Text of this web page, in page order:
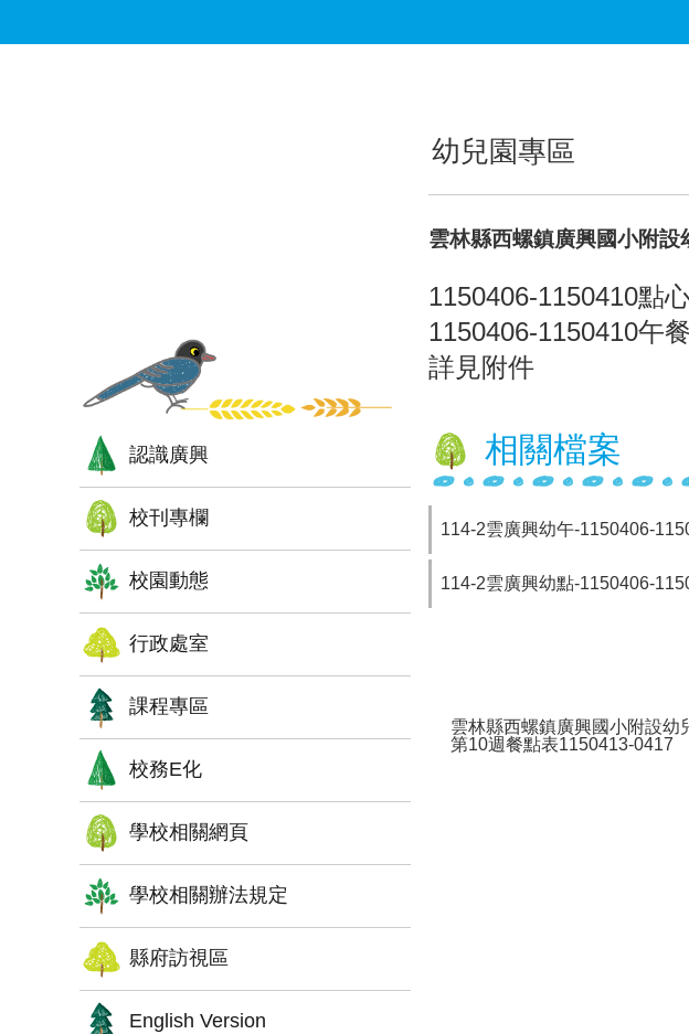
認識廣興
校刊專欄
校園動態
行政處室
課程專區
校務E化
學校相關網頁
學校相關辦法規定
縣府訪視區
English Version
幼兒園專區
雲林縣西螺鎮廣興國小附
1150406-1150410點
1150406-1150410午餐
詳見附件
相關檔案
114-2雲廣興幼午-1150406-
114-2雲廣興幼點-1150406-
雲林縣西螺鎮廣興國小附設幼
第10週餐點表1150413-0417